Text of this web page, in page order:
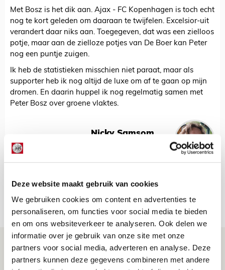
Deze website maakt gebruik van cookies
We gebruiken cookies om content en advertenties te
personaliseren, om functies voor social media te bieden
en om ons websiteverkeer te analyseren. Ook delen we
informatie over je gebruik van onze site met onze
partners voor social media, adverteren en analyse. Deze
partners kunnen deze gegevens combineren met andere
Met Bosz is het dik aan. Ajax - FC Kopenhagen is toch echt
nog te kort geleden om daaraan te twijfelen. Excelsior-uit
verandert daar niks aan. Toegegeven, dat was een zielloos
potje, maar aan de zielloze potjes van De Boer kan Peter
nog een puntje zuigen.
Ik heb de statistieken misschien niet paraat, maar als
supporter heb ik nog altijd de luxe om af te gaan op mijn
dromen. En daarin huppel ik nog regelmatig samen met
Peter Bosz over groene vlaktes.
Nicky Samsom
Bekijk alle berichten van Nicky Samsom
Net binnen //
Drie dingen die je moet weten over PEC
Zwolle - Ajax